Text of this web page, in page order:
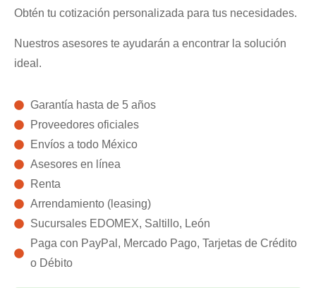
Obtén tu cotización personalizada para tus necesidades.
Nuestros asesores te ayudarán a encontrar la solución
ideal.
Garantía hasta de 5 años
Proveedores oficiales
Envíos a todo México
Asesores en línea
Renta
Arrendamiento (leasing)
Sucursales EDOMEX, Saltillo, León
Paga con PayPal, Mercado Pago, Tarjetas de Crédito
o Débito